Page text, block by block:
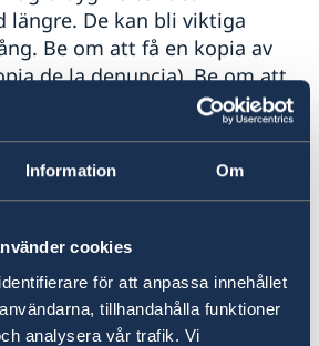
Information Om
cookies
för att anpassa innehållet
tillhandahålla funktioner
analysera vår trafik. Vi
längre. De kan bli viktiga
Be om att få en kopia av
de la denuncia). Be om att
för en advokat.
svenska konsulatet,
en lokal advokatlista för
Se >
vänner och familj om möjligt.
så mycket som
inklusive datum, tid,
vittnen. Detta kan vara